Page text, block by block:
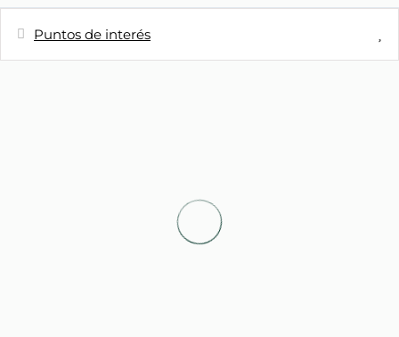
Puntos de interés
Estación de tren - Estación de tren de